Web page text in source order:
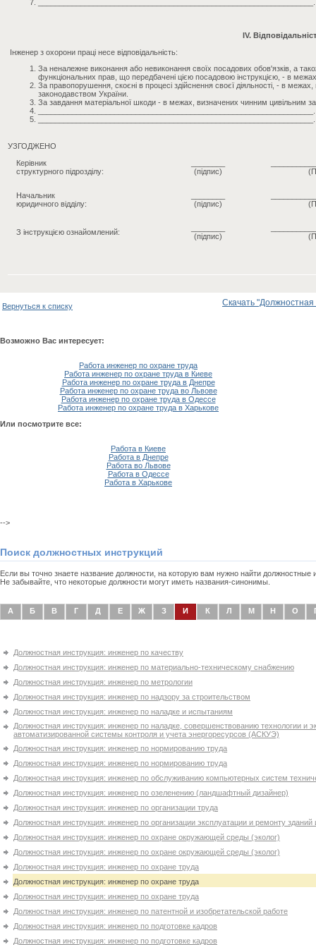
IV.
Інженер з охорони праці несе відповідальність:
За неналежне виконання або невиконання своїх посадових обов'язків, а
функціональних прав, що передбачені цією посадовою інструкцією, - в
За правопорушення, скоєні в процесі здійснення своєї діяльності, - в
законодавством України.
За завдання матеріальної шкоди - в межах, визначених чинним цивільним
УЗГОДЖЕНО
Керівник
структурного підрозділу:
(підпис)
Начальник
юридичного відділу:
(підпис)
З інструкцією ознайомлений:
(підпис)
Вернуться к списку Скачать "Должностная
Возможно Вас интересует:
Работа инженер по охране труда
Работа инженер по охране труда в Киеве
Работа инженер по охране труда в Днепре
Работа инженер по охране труда во Львове
Работа инженер по охране труда в Одессе
Работа инженер по охране труда в Харькове
Или посмотрите все:
Работа в Киеве
Работа в Днепре
Работа во Львове
Работа в Одессе
Работа в Харькове
-->
Поиск должностных инструкций
Если вы точно знаете название должности, на которую вам нужно найти
Не забывайте, что некоторые должности могут иметь названия-синонимы.
А Б В Г Д Е Ж З И К Л М Н О
Должностная инструкция: инженер по качеству
Должностная инструкция: инженер по материально-техническому снабжению
Должностная инструкция: инженер по метрологии
Должностная инструкция: инженер по надзору за строительством
Должностная инструкция: инженер по наладке и испытаниям
Должностная инструкция: инженер по наладке, совершенствованию технологии и
автоматизированной системы контроля и учета энергоресурсов (АСКУЭ)
Должностная инструкция: инженер по нормированию труда
Должностная инструкция: инженер по нормированию труда
Должностная инструкция: инженер по обслуживанию компьютерных систем
Должностная инструкция: инженер по озеленению (ландшафтный дизайнер)
Должностная инструкция: инженер по организации труда
Должностная инструкция: инженер по организации эксплуатации и ремонту зданий
Должностная инструкция: инженер по охране окружающей среды (эколог)
Должностная инструкция: инженер по охране окружающей среды (эколог)
Должностная инструкция: инженер по охране труда
Должностная инструкция: инженер по охране труда
Должностная инструкция: инженер по охране труда
Должностная инструкция: инженер по патентной и изобретательской работе
Должностная инструкция: инженер по подготовке кадров
Должностная инструкция: инженер по подготовке кадров